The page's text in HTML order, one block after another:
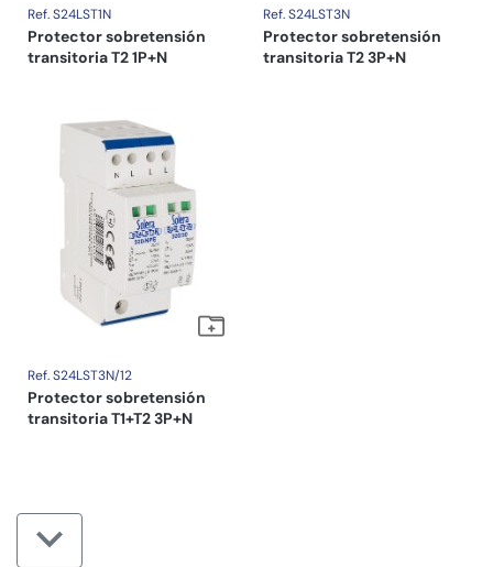
Ref. S24LST1N
Protector sobretensión
transitoria T2 1P+N
Ref. S24LST3N
Protector sobretensión
transitoria T2 3P+N
Ref. S24LST3N/12
Protector sobretensión
transitoria T1+T2 3P+N